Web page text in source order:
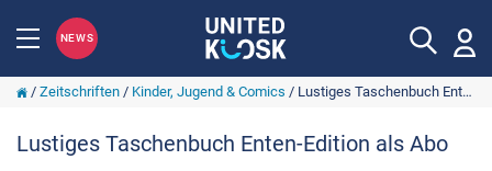
NEWS
/ Zeitschriften/ Kinder, Jugend & Comics / Lustiges Taschenbuch Enten-Edition
Lustiges Taschenbuch Enten-Edition als Abo